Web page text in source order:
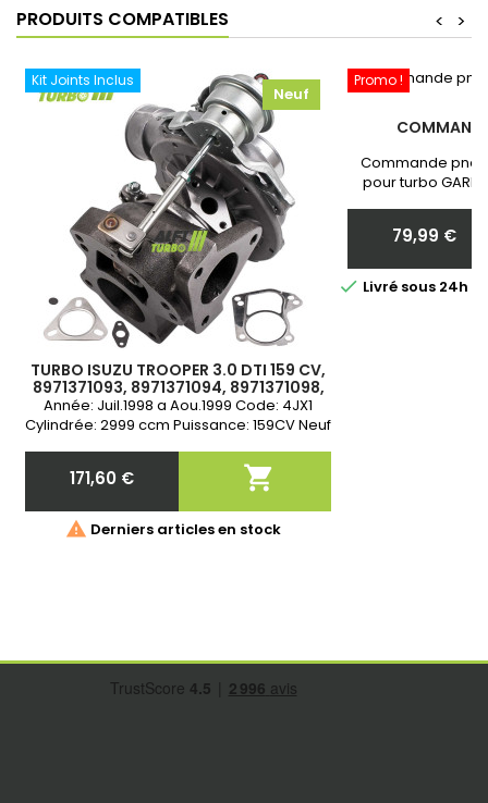
PRODUITS COMPATIBLES >
<
Kit Joints Inclus
Neuf
TURBO ISUZU TROOPER 3.0 DTI 159 CV,
8971371093, 8971371094, 8971371098,
8972503641, VA430070, VB430015,
VC430015, VICF, VIDS
Année: Juil.1998 a Aou.1999 Code: 4JX1
Cylindrée: 2999 ccm Puissance: 159CV Neuf
Prix
171,60 € 
 Derniers articles en stock
Promo !
Commande
pour turbo
Prix
79,99 €
 Livré sous 24h